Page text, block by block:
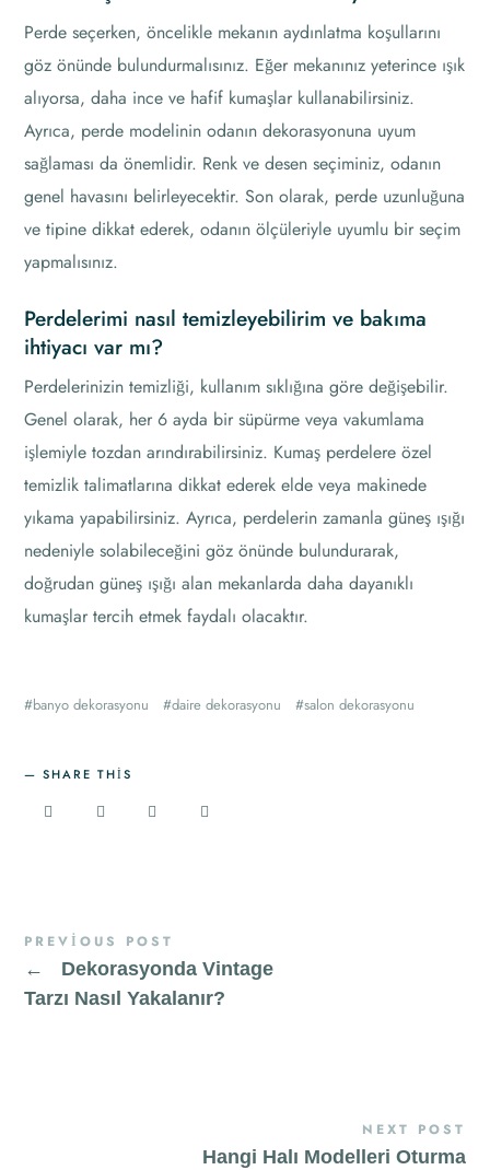
Perde seçerken, öncelikle mekanın aydınlatma koşullarını
göz önünde bulundurmalısınız. Eğer mekanınız yeterince ışık
alıyorsa, daha ince ve hafif kumaşlar kullanabilirsiniz.
Ayrıca, perde modelinin odanın dekorasyonuna uyum
sağlaması da önemlidir. Renk ve desen seçiminiz, odanın
genel havasını belirleyecektir. Son olarak, perde uzunluğuna
ve tipine dikkat ederek, odanın ölçüleriyle uyumlu bir seçim
yapmalısınız.
Perdelerimi nasıl temizleyebilirim ve bakıma
ihtiyacı var mı?
Perdelerinizin temizliği, kullanım sıklığına göre değişebilir.
Genel olarak, her 6 ayda bir süpürme veya vakumlama
işlemiyle tozdan arındırabilirsiniz. Kumaş perdelere özel
temizlik talimatlarına dikkat ederek elde veya makinede
yıkama yapabilirsiniz. Ayrıca, perdelerin zamanla güneş ışığı
nedeniyle solabileceğini göz önünde bulundurarak,
doğrudan güneş ışığı alan mekanlarda daha dayanıklı
kumaşlar tercih etmek faydalı olacaktır.
banyo dekorasyonu daire dekorasyonu salon dekorasyonu
SHARE THIS
PREVIOUS POST
←
Dekorasyonda Vintage
Tarzı Nasıl Yakalanır?
NEXT POST
Hangi Halı Modelleri Oturma